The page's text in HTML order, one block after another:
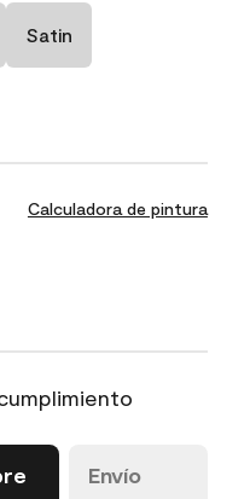
Satin
Calculadora de pintura
Envío